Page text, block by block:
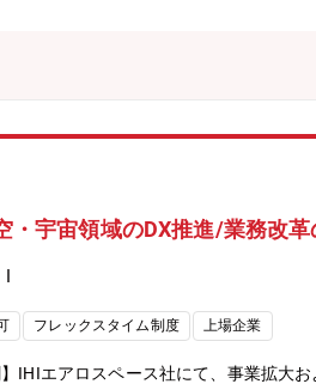
・宇宙領域のDX推進/業務改
フレックスタイム制度 上場企業
】IHIエアロスペース社にて、事業拡大